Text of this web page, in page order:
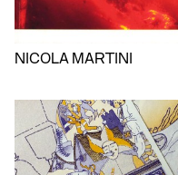
NICOLA MARTINI